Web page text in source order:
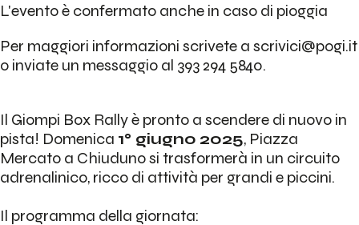
L'evento è confermato anche in caso di pioggia
Per maggiori informazioni scrivete a scrivici@pogi.it
o inviate un messaggio al 393 294 5840.
Il Giompi Box Rally è pronto a scendere di nuovo in
pista! Domenica 1° giugno 2025, Piazza
Mercato a Chiuduno si trasformerà in un circuito
adrenalinico, ricco di attività per grandi e piccini.
Il programma della giornata: